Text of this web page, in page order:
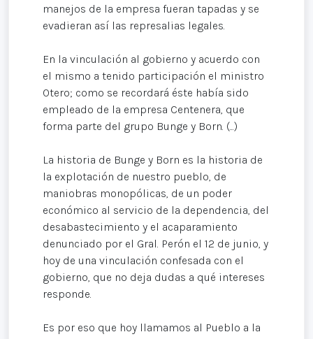
manejos de la empresa fueran tapadas y se
evadieran así las represalias legales.
En la vinculación al gobierno y acuerdo con
el mismo a tenido participación el ministro
Otero; como se recordará éste había sido
empleado de la empresa Centenera, que
forma parte del grupo Bunge y Born. (...)
La historia de Bunge y Born es la historia de
la explotación de nuestro pueblo, de
maniobras monopólicas, de un poder
económico al servicio de la dependencia, del
desabastecimiento y el acaparamiento
denunciado por el Gral. Perón el 12 de junio, y
hoy de una vinculación confesada con el
gobierno, que no deja dudas a qué intereses
responde.
Es por eso que hoy llamamos al Pueblo a la